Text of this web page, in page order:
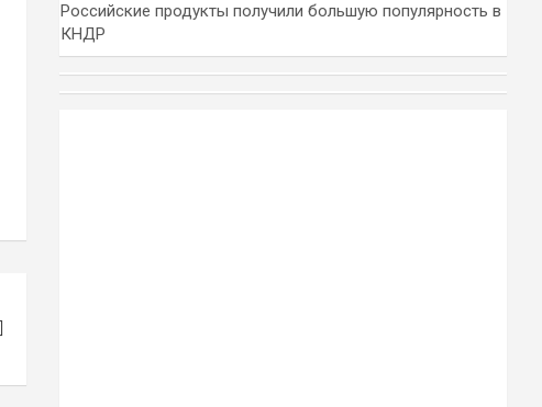
Российские продукты получили большую популярность в
КНДР